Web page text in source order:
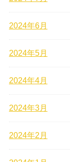
2024年6月
2024年5月
2024年4月
2024年3月
2024年2月